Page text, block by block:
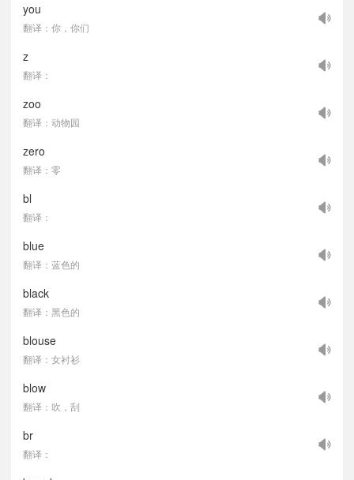
you
翻译：你，你们
z
翻译：
zoo
翻译：动物园
zero
翻译：零
bl
翻译：
blue
翻译：蓝色的
black
翻译：黑色的
blouse
翻译：女衬衫
blow
翻译：吹，刮
br
翻译：